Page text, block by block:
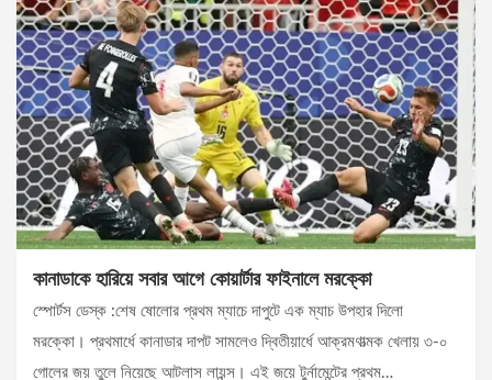
কানাডাকে হারিয়ে সবার আগে কোয়ার্টার ফাইনালে মরক্কো
স্পোর্টস ডেস্ক :শেষ ষোলোর প্রথম ম্যাচে দাপুটে এক ম্যাচ উপহার দিলো
মরক্কো। প্রথমার্ধে কানাডার দাপট সামলেও দ্বিতীয়ার্ধে আক্রমণাত্মক খেলায় ৩-০
গোলের জয় তুলে নিয়েছে আটলাস লায়ন্স। এই জয়ে টুর্নামেন্টের প্রথম…